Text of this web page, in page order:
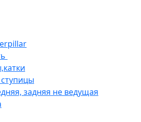
задняя не ведущая